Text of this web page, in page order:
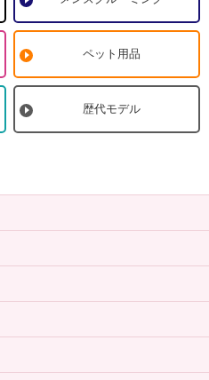
ペット用品
歴代モデル